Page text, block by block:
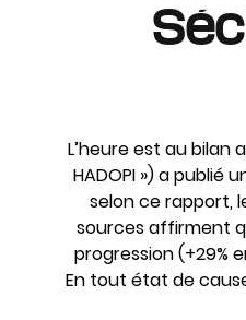
L’heure est au
HADOPI ») a publié
selon ce rapport,
sources affirment
progression (+29%
En tout état de